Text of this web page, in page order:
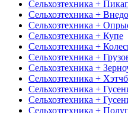
Сельхозтехника +
Сельхозтехника +
Сельхозтехника +
Сельхозтехника + Купе
Сельхозтехника +
Сельхозтехника +
Сельхозтехника +
Сельхозтехника +
Сельхозтехника +
Сельхозтехника +
Сельхозтехника +